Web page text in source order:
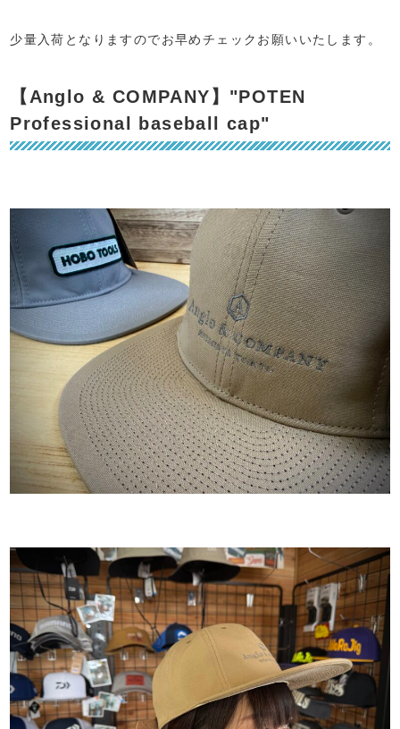
少量入荷となりますのでお早めチェックお願いいたします。
【Anglo & COMPANY】"POTEN
Professional baseball cap"